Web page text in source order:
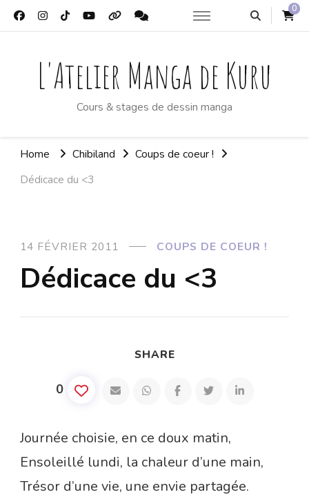
0
L'Atelier Manga de Kuru
Cours & stages de dessin manga
Home Chibiland
Coups de coeur !
Dédicace du <3
14 FÉVRIER 2011 COUPS DE COEUR !
Dédicace du <3
SHARE
0
Journée choisie, en ce doux matin,
Ensoleillé lundi, la chaleur d’une main,
Trésor d’une vie, une envie partagée.